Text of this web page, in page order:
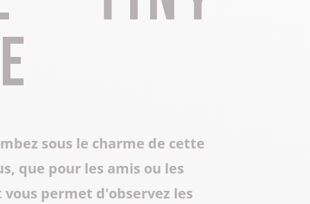
Déplacement professionnel
Toute la gastronomie
Les musées & sites historiques
Les Instants Haut-Bugey
sous le charme de cette
que pour les amis ou les
permet d'observez les